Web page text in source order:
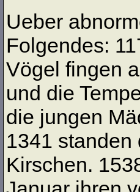
Ueber
Folgendes:
Vögel fingen
und die
die jungen
1341 standen
Kirschen.